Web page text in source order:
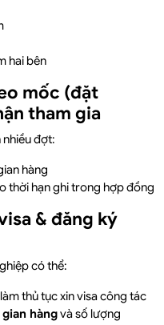
hai bên
mốc (đặt
tham gia
đợt:
hàng
thời hạn ghi trong hợp đồng
& đăng ký
có thể:
thủ tục xin visa công tác
hàngvà số lượng